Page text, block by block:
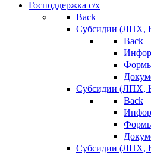
Господдержка с/х
Back
Субсидии (ЛПХ,
Back
Формы
Субсидии (ЛПХ,
Back
Формы
Субсидии (ЛПХ,